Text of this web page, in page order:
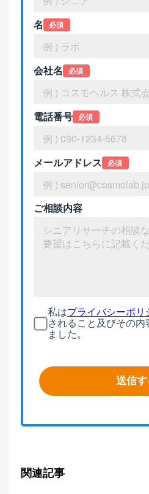
関連記事